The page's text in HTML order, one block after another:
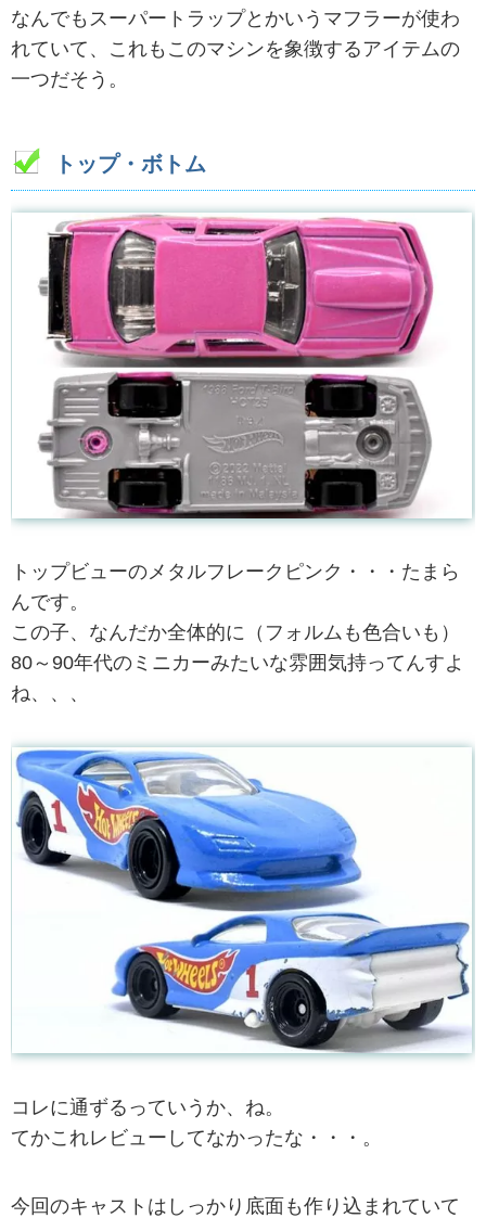
なんでもスーパートラップとかいうマフラーが使わ
れていて、これもこのマシンを象徴するアイテムの
一つだそう。
トップ・ボトム
トップビューのメタルフレークピンク・・・たまら
んです。
この子、なんだか全体的に（フォルムも色合いも）
80～90年代のミニカーみたいな雰囲気持ってんすよ
ね、、、
コレに通ずるっていうか、ね。
てかこれレビューしてなかったな・・・。
今回のキャストはしっかり底面も作り込まれていて